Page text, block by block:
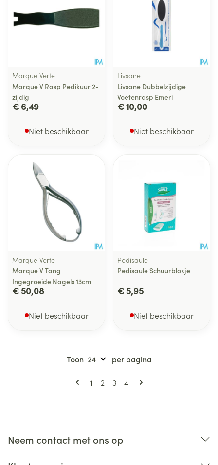
Marque Verte
Marque V Rasp Pedikuur 2-
zijdig
€ 6,49
Niet beschikbaar
Livsane
Livsane Dubbelzijdige
Voetenrasp Emeri
€ 10,00
Niet beschikbaar
Marque Verte
Marque V Tang
Ingegroeide Nagels 13cm
€ 50,08
Niet beschikbaar
Pedisaule
Pedisaule Schuurblokje
€ 5,95
Niet beschikbaar
Pagina's
U lees momenteel pagina
1 Pagina
2 Pagina
3 Pagina
4
Toon per pagina
Neem contact met ons op